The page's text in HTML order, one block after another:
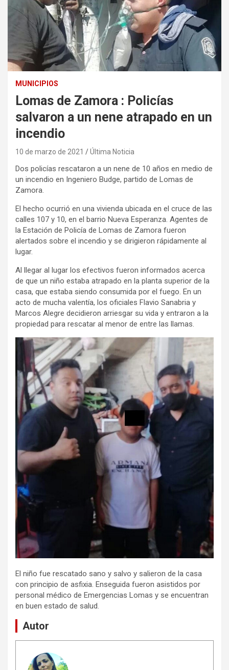
MUNICIPIOS
Lomas de Zamora : Policías
salvaron a un nene atrapado en un
incendio
10 de marzo de 2021 Última Noticia
Dos policías rescataron a un nene de 10 años en medio de
un incendio en Ingeniero Budge, partido de Lomas de
Zamora.
El hecho ocurrió en una vivienda ubicada en el cruce de las
calles 107 y 10, en el barrio Nueva Esperanza. Agentes de
la Estación de Policía de Lomas de Zamora fueron
alertados sobre el incendio y se dirigieron rápidamente al
lugar.
Al llegar al lugar los efectivos fueron informados acerca
de que un niño estaba atrapado en la planta superior de la
casa, que estaba siendo consumida por el fuego. En un
acto de mucha valentía, los oficiales Flavio Sanabria y
Marcos Alegre decidieron arriesgar su vida y entraron a la
propiedad para rescatar al menor de entre las llamas.
El niño fue rescatado sano y salvo y salieron de la casa
con principio de asfixia. Enseguida fueron asistidos por
personal médico de Emergencias Lomas y se encuentran
en buen estado de salud.
Autor